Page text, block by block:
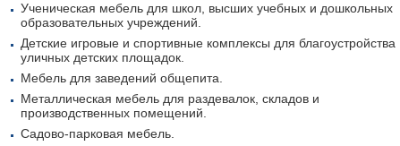
Ученическая мебель для школ, высших учебных и дошкольных
образовательных учреждений.
Детские игровые и спортивные комплексы для благоустройства
уличных детских площадок.
Мебель для заведений общепита.
Металлическая мебель для раздевалок, складов и
производственных помещений.
Садово-парковая мебель.